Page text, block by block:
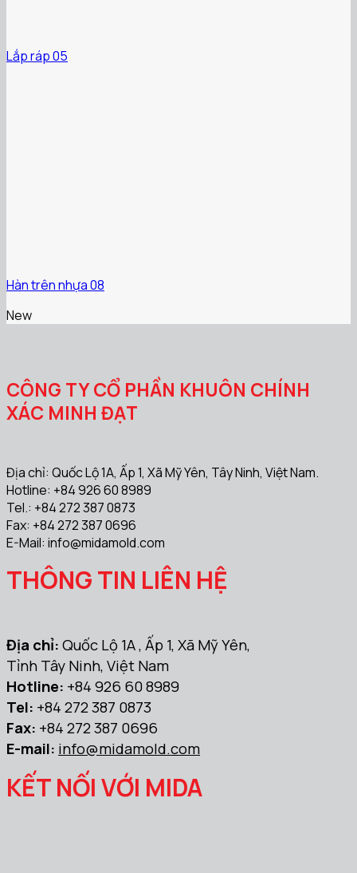
Lắp ráp 05
Hàn trên nhựa 08
New
CÔNG TY CỔ PHẦN KHUÔN CHÍNH
XÁC MINH ĐẠT
Địa chỉ: Quốc Lộ 1A, Ấp 1, Xã Mỹ Yên, Tây Ninh, Việt Nam.
Hotline: +84 926 60 8989
Tel.: +84 272 387 0873
Fax: +84 272 387 0696
E-Mail: info@midamold.com
THÔNG TIN LIÊN HỆ
Địa chỉ:Quốc Lộ 1A , Ấp 1, Xã Mỹ Yên,
Tỉnh Tây Ninh, Việt Nam
Hotline: +84 926 60 8989
Tel: +84 272 387 0873
Fax: +84 272 387 0696
E-mail: info@midamold.com
KẾT NỐI VỚI MIDA